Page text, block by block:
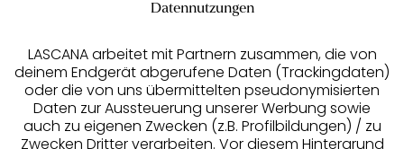
Datennutzungen
LASCANA arbeitet mit Partnern zusammen, die von
deinem Endgerät abgerufene Daten (Trackingdaten)
oder die von uns übermittelten pseudonymisierten
Daten zur Aussteuerung unserer Werbung sowie
auch zu eigenen Zwecken (z.B. Profilbildungen) / zu
Zwecken Dritter verarbeiten. Vor diesem Hintergrund